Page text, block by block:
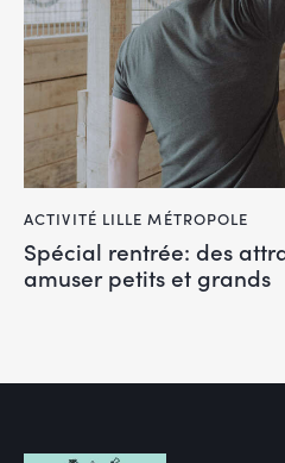
ACTIVITÉ LILLE MÉTROPOLE
Spécial rentrée: des
amuser petits et grands